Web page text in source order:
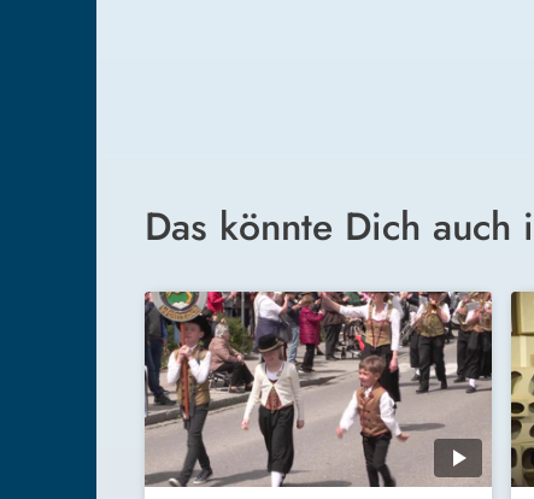
Das könnte Dich auch